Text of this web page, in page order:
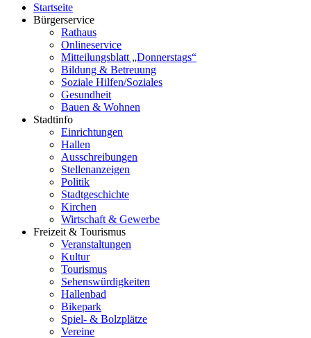
Startseite
Bürgerservice
Rathaus
Onlineservice
Mitteilungsblatt „Donnerstags“
Bildung & Betreuung
Soziale Hilfen/Soziales
Gesundheit
Bauen & Wohnen
Stadtinfo
Einrichtungen
Hallen
Ausschreibungen
Stellenanzeigen
Politik
Stadtgeschichte
Kirchen
Wirtschaft & Gewerbe
Freizeit & Tourismus
Veranstaltungen
Kultur
Tourismus
Sehenswürdigkeiten
Hallenbad
Bikepark
Spiel- & Bolzplätze
Vereine